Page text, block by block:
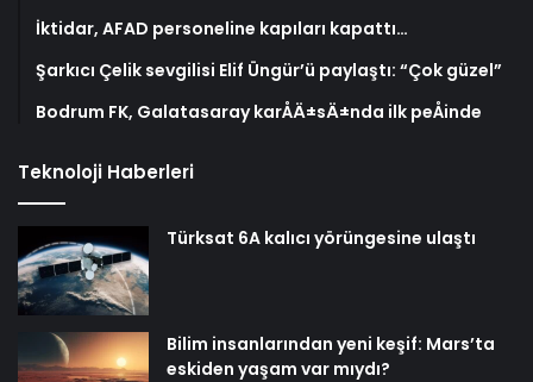
İktidar, AFAD personeline kapıları kapattı…
Şarkıcı Çelik sevgilisi Elif Üngür’ü paylaştı: “Çok güzel”
Bodrum FK, Galatasaray karÅÄ±sÄ±nda ilk peÅinde
Teknoloji Haberleri
Türksat 6A kalıcı yörüngesine ulaştı
Bilim insanlarından yeni keşif: Mars’ta
eskiden yaşam var mıydı?